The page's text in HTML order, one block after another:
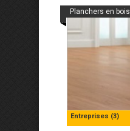
Entreprises (3)
Planchers en bois